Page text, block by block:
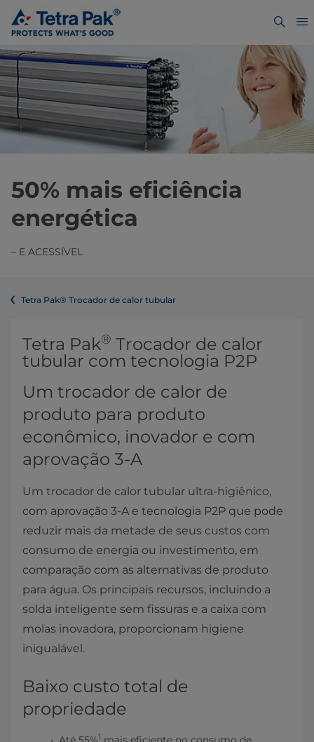
50% mais eficiência
energética
– E ACESSÍVEL
Tetra Pak® Trocador de calor tubular
​​​​​​​​​​​​​​​​​​​​​​​​​​​​​​​​Tetra Pak® Trocador de calor
tubular com tecnologia P2P
Um trocador de calor de
produto para produto
econômico, inovador e com
aprovação 3-A
Um trocador de calor tubular ultra-higiênico,
com aprovação 3-A e tecnologia P2P que pode
reduzir mais da metade de seus custos com
consumo de energia ou investimento, em
comparação com as alternativas de produto
para água. Os principais recursos, incluindo a
solda inteligente sem fissuras e a caixa com
molas inovadora, proporcionam higiene
inigualável.
Baixo custo total de
propriedade
1